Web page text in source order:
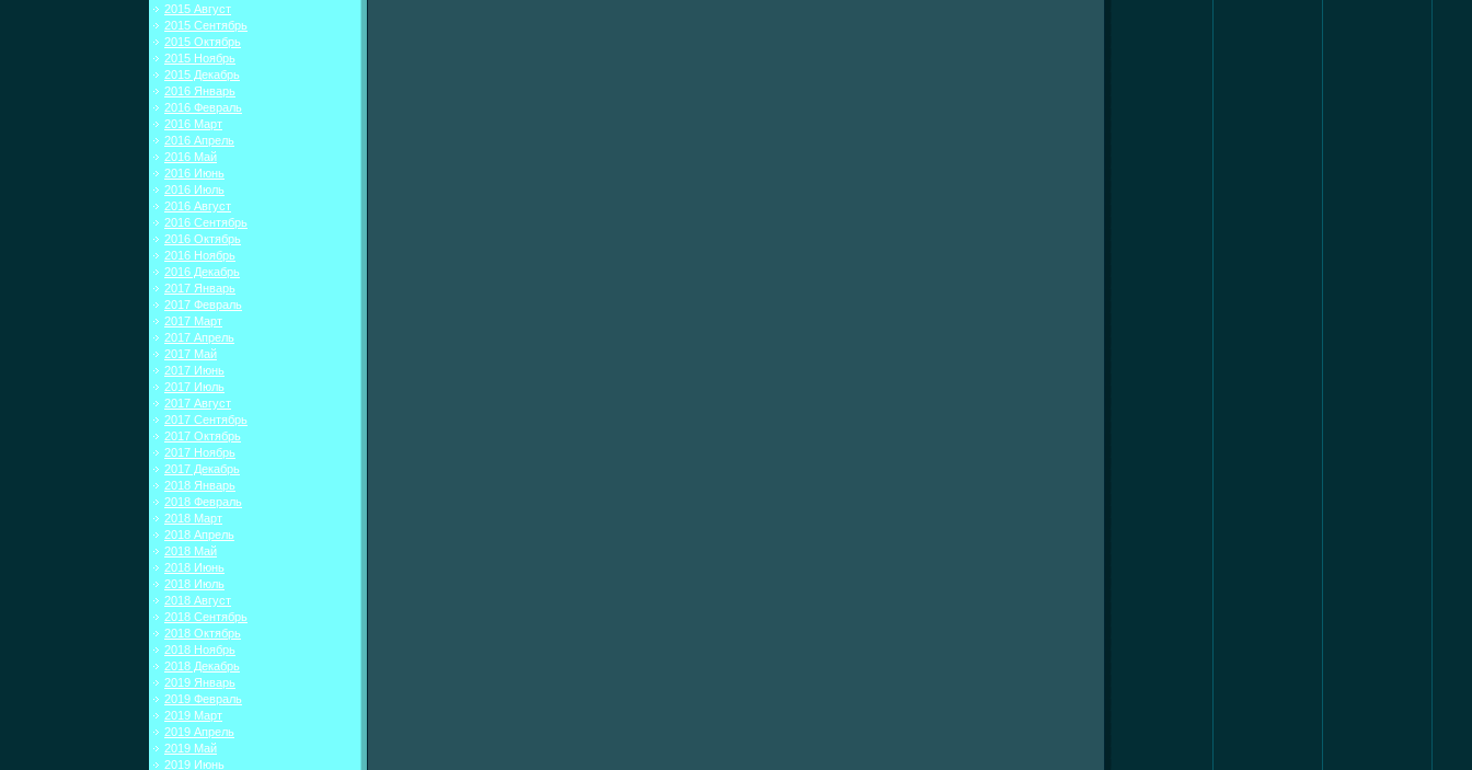
2015 Август
2015 Сентябрь
2015 Октябрь
2015 Ноябрь
2015 Декабрь
2016 Январь
2016 Февраль
2016 Март
2016 Апрель
2016 Май
2016 Июнь
2016 Июль
2016 Август
2016 Сентябрь
2016 Октябрь
2016 Ноябрь
2016 Декабрь
2017 Январь
2017 Февраль
2017 Март
2017 Апрель
2017 Май
2017 Июнь
2017 Июль
2017 Август
2017 Сентябрь
2017 Октябрь
2017 Ноябрь
2017 Декабрь
2018 Январь
2018 Февраль
2018 Март
2018 Апрель
2018 Май
2018 Июнь
2018 Июль
2018 Август
2018 Сентябрь
2018 Октябрь
2018 Ноябрь
2018 Декабрь
2019 Январь
2019 Февраль
2019 Март
2019 Апрель
2019 Май
2019 Июнь